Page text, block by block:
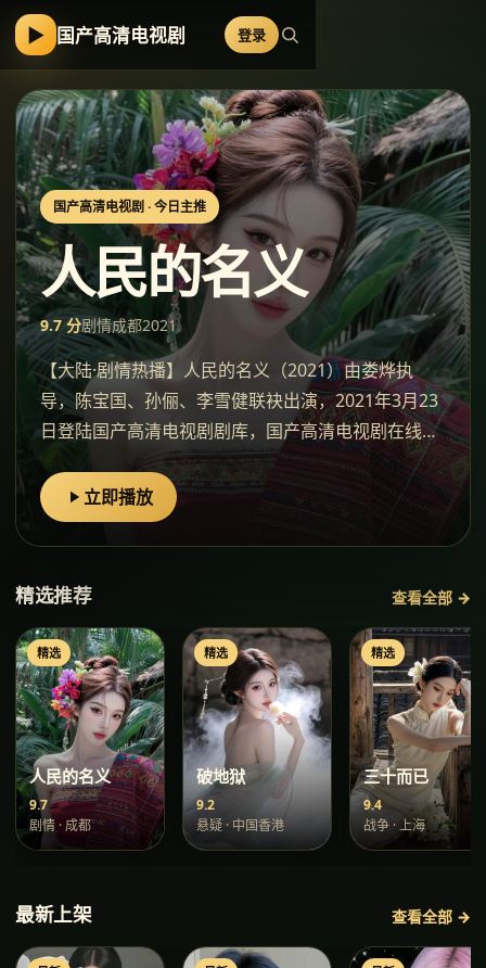
▶ 国产高清电视剧 登录
国产高清电视剧 · 今日主推
人民的名义
9.7 分剧情成都2021
【大陆·剧情热播】人民的名义（2021）由娄烨执
导，陈宝国、孙俪、李雪健联袂出演，2021年3月23
日登陆国产高清电视剧剧库，国产高清电视剧在线观
看。
立即播放
精选推荐 查看全部 →
精选
人民的名义
9.7
剧情 ·成都
精选
破地狱
9.2
悬疑 · 中国香港
精选
三十而已
9.4
战争 ·上海
最新上架 查看全部 →